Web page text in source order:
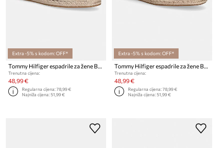
Extra -5% s kodom: OFF*
Trenutna cijena:
48,99 €
Regularna cijena:78,99 €
Najniža cijena:51,99 €
Extra -5% s kodom: OFF*
Trenutna cijena:
48,99 €
Regularna cijena:78,99 €
Najniža cijena:51,99 €